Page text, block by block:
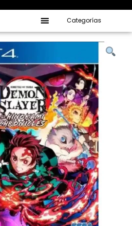
Categorías